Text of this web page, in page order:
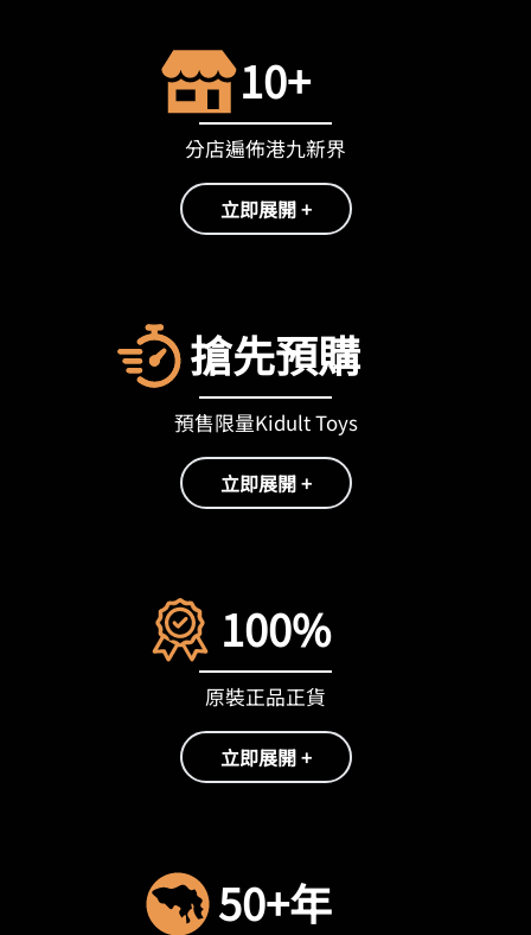
10+
分店遍佈港九新界
立即展開 +
搶先預購
預售限量Kidult Toys
立即展開 +
100%
原裝正品正貨
立即展開 +
50+年